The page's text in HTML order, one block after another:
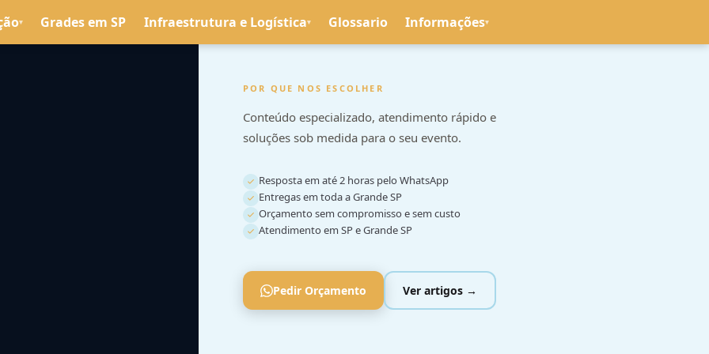
▾ Grades em SP Infraestrutura e Logística▾ Glossario Informações▾
POR QUE NOS ESCOLHER
Conteúdo especializado, atendimento rápido e
soluções sob medida para o seu evento.
Resposta em até 2 horas pelo WhatsApp
Entregas em toda a Grande SP
Orçamento sem compromisso e sem custo
Atendimento em SP e Grande SP
Pedir Orçamento Ver artigos →